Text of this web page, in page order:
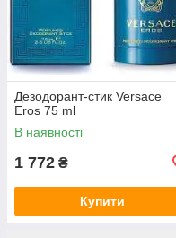
Дезодорант-стик Versace
Eros 75 ml
В наявності
1 772 ₴
Купити